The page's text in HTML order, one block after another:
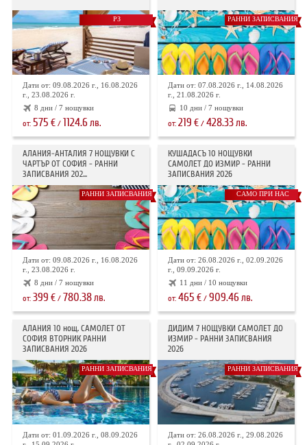
РЗ
Дати от: 09.08.2026 г., 16.08.2026
г., 23.08.2026 г.
8 дни / 7 нощувки
от: 575 €/ 1124.6лв.
РАННИ ЗАПИСВАНИЯ
Дати от: 07.08.2026 г., 14.08.2026
г., 21.08.2026 г.
10 дни / 7 нощувки
от:219 € /428.33лв.
АЛАНИЯ-АНТАЛИЯ 7 НОЩУВКИ С
ЧАРТЪР ОТ СОФИЯ - РАННИ
ЗАПИСВАНИЯ 202...
РАННИ ЗАПИСВАНИЯ
Дати от: 09.08.2026 г., 16.08.2026
г., 23.08.2026 г.
8 дни / 7 нощувки
от: 399 €/ 780.38лв.
КУШАДАСЪ 10 НОЩУВКИ
САМОЛЕТ ДО ИЗМИР - РАННИ
ЗАПИСВАНИЯ 2026
САМО ПРИ НАС
Дати от: 26.08.2026 г., 02.09.2026
г., 09.09.2026 г.
11 дни / 10 нощувки
от:465 € /909.46лв.
АЛАНИЯ 10 нощ. САМОЛЕТ ОТ
СОФИЯ ВТОРНИК РАННИ
ЗАПИСВАНИЯ 2026
РАННИ ЗАПИСВАНИЯ
Дати от: 01.09.2026 г., 08.09.2026
ДИДИМ 7 НОЩУВКИ САМОЛЕТ ДО
ИЗМИР - РАННИ ЗАПИСВАНИЯ
2026
РАННИ ЗАПИСВАНИЯ
Дати от: 26.08.2026 г., 29.08.2026